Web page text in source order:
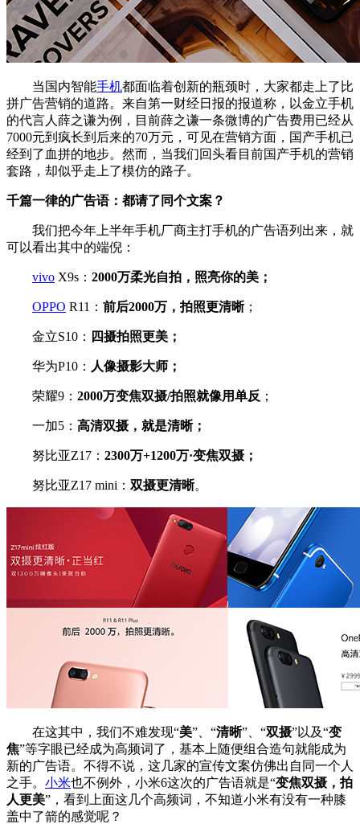
当国内智能手机都面临着创新的瓶颈时，大家都走上了比
拼广告营销的道路。来自第一财经日报的报道称，以金立手机
的代言人薛之谦为例，目前薛之谦一条微博的广告费用已经从
7000元到疯长到后来的70万元，可见在营销方面，国产手机已
经到了血拼的地步。然而，当我们回头看目前国产手机的营销
套路，却似乎走上了模仿的路子。
千篇一律的广告语：都请了同个文案？
我们把今年上半年手机厂商主打手机的广告语列出来，就
可以看出其中的端倪：
vivo X9s： 2000万柔光自拍，照亮你的美 ；
OPPO R11： 前后2000万，拍照更清晰；
金立S10： 四摄拍照更美 ；
华为P10： 人像摄影大师 ；
荣耀9： 2000万变焦双摄/拍照就像用单反 ；
一加5： 高清双摄，就是清晰；
努比亚Z17： 2300万+1200万·变焦双摄；
努比亚Z17 mini： 双摄更清晰。
在这其中，我们不难发现“美”、“清晰”、“双摄”以及“变
焦”等字眼已经成为高频词了，基本上随便组合造句就能成为
新的广告语。不得不说，这几家的宣传文案仿佛出自同一个人
之手。 小米也不例外，小米6这次的广告语就是“变焦双摄，拍
人更美”，看到上面这几个高频词，不知道小米有没有一种膝
盖中了箭的感觉呢？